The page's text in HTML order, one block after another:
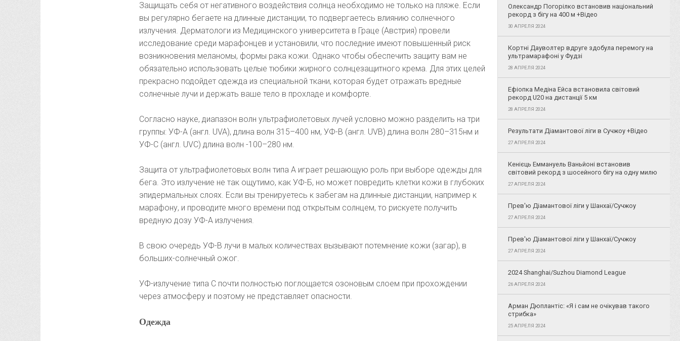
Защищать себя от негативного воздействия солнца необходимо не только на пляже. Если
вы регулярно бегаете на длинные дистанции, то подвергаетесь влиянию солнечного
излучения. Дерматологи из Медицинского университета в Граце (Австрия) провели
исследование среди марафонцев и установили, что последние имеют повышенный риск
возникновения меланомы, формы рака кожи. Однако чтобы обеспечить защиту вам не
обязательно использовать целые тюбики жирного солнцезащитного крема. Для этих целей
прекрасно подойдет одежда из специальной ткани, которая будет отражать вредные
солнечные лучи и держать ваше тело в прохладе и комфорте.
Согласно науке, диапазон волн ультрафиолетовых лучей условно можно разделить на три
группы: УФ-А (англ. UVA), длина волн 315–400 нм, УФ-В (англ. UVB) длина волн 280–315нм и
УФ-С (англ. UVC) длина волн -100–280 нм.
Защита от ультрафиолетовых волн типа А играет решающую роль при выборе одежды для
бега. Это излучение не так ощутимо, как УФ-Б, но может повредить клетки кожи в глубоких
эпидермальных слоях. Если вы тренируетесь к забегам на длинные дистанции, например к
марафону, и проводите много времени под открытым солнцем, то рискуете получить
вредную дозу УФ-А излучения.
В свою очередь УФ-В лучи в малых количествах вызывают потемнение кожи (загар), в
больших-солнечный ожог.
УФ-излучение типа С почти полностью поглощается озоновым слоем при прохождении
через атмосферу и поэтому не представляет опасности.
Одежда
Олександр Погорілко встановив національний
рекорд з бігу на 400 м +Відео
30 АПРЕЛЯ 2024
Кортні Дауволтер вдруге здобула перемогу на
ультрамарафоні у Фудзі
28 АПРЕЛЯ 2024
Ефіопка Медіна Ейса встановила світовий
рекорд U20 на дистанції 5 км
28 АПРЕЛЯ 2024
Результати Діамантової ліги в Сучжоу +Відео
27 АПРЕЛЯ 2024
Кенієць Еммануель Ваньйоні встановив
світовий рекорд з шосейного бігу на одну милю
27 АПРЕЛЯ 2024
Прев'ю Діамантової ліги у Шанхаї/Сучжоу
27 АПРЕЛЯ 2024
Прев'ю Діамантової ліги у Шанхаї/Сучжоу
27 АПРЕЛЯ 2024
2024 Shanghai/Suzhou Diamond League
26 АПРЕЛЯ 2024
Арман Дюплантіс: «Я і сам не очікував такого
стрибка»
25 АПРЕЛЯ 2024